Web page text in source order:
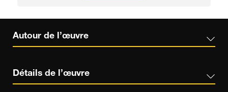
Autour de l’œuvre
Détails de l’œuvre